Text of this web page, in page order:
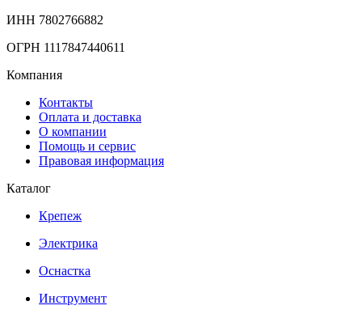
ИНН 7802766882
ОГРН 1117847440611
Компания
Контакты
Оплата и доставка
О компании
Помощь и сервис
Правовая информация
Каталог
Крепеж
Электрика
Оснастка
Инструмент